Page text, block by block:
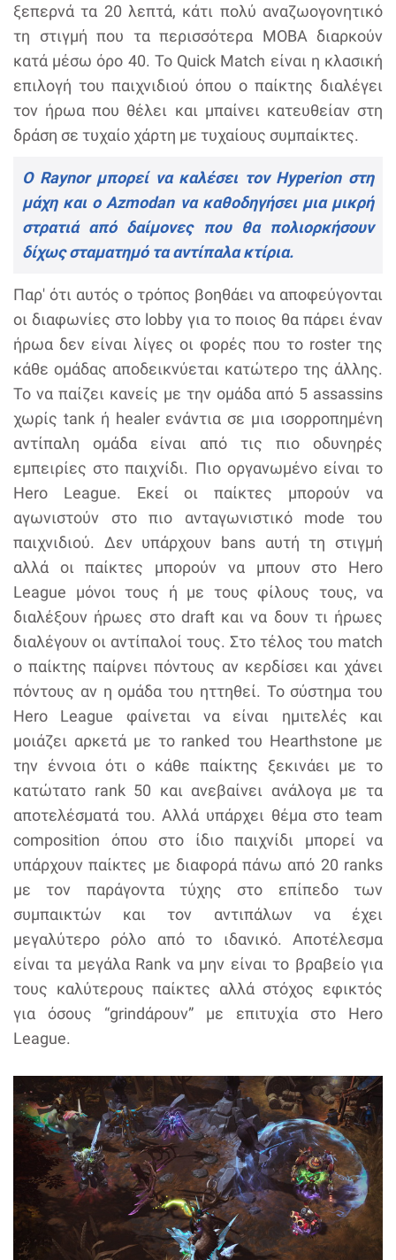
ξεπερνά τα 20 λεπτά, κάτι πολύ αναζωογονητικό
τη στιγμή που τα περισσότερα MOBA διαρκούν
κατά μέσω όρο 40. Το Quick Match είναι η κλασική
επιλογή του παιχνιδιού όπου ο παίκτης διαλέγει
τον ήρωα που θέλει και μπαίνει κατευθείαν στη
δράση σε τυχαίο χάρτη με τυχαίους συμπαίκτες.
Ο Raynor μπορεί να καλέσει τον Hyperion στη
μάχη και ο Azmodan να καθοδηγήσει μια μικρή
στρατιά από δαίμονες που θα πολιορκήσουν
δίχως σταματημό τα αντίπαλα κτίρια.
Παρ' ότι αυτός ο τρόπος βοηθάει να αποφεύγονται
οι διαφωνίες στο lobby για το ποιος θα πάρει έναν
ήρωα δεν είναι λίγες οι φορές που το roster της
κάθε ομάδας αποδεικνύεται κατώτερο της άλλης.
Το να παίζει κανείς με την ομάδα από 5 assassins
χωρίς tank ή healer ενάντια σε μια ισορροπημένη
αντίπαλη ομάδα είναι από τις πιο οδυνηρές
εμπειρίες στο παιχνίδι. Πιο οργανωμένο είναι το
Hero League. Εκεί οι παίκτες μπορούν να
αγωνιστούν στο πιο ανταγωνιστικό mode του
παιχνιδιού. Δεν υπάρχουν bans αυτή τη στιγμή
αλλά οι παίκτες μπορούν να μπουν στο Hero
League μόνοι τους ή με τους φίλους τους, να
διαλέξουν ήρωες στο draft και να δουν τι ήρωες
διαλέγουν οι αντίπαλοί τους. Στο τέλος του match
ο παίκτης παίρνει πόντους αν κερδίσει και χάνει
πόντους αν η ομάδα του ηττηθεί. Το σύστημα του
Hero League φαίνεται να είναι ημιτελές και
μοιάζει αρκετά με το ranked του Hearthstone με
την έννοια ότι ο κάθε παίκτης ξεκινάει με το
κατώτατο rank 50 και ανεβαίνει ανάλογα με τα
αποτελέσματά του. Αλλά υπάρχει θέμα στο team
composition όπου στο ίδιο παιχνίδι μπορεί να
υπάρχουν παίκτες με διαφορά πάνω από 20 ranks
με τον παράγοντα τύχης στο επίπεδο των
συμπαικτών και τον αντιπάλων να έχει
μεγαλύτερο ρόλο από το ιδανικό. Αποτέλεσμα
είναι τα μεγάλα Rank να μην είναι το βραβείο για
τους καλύτερους παίκτες αλλά στόχος εφικτός
για όσους “grindάρουν” με επιτυχία στο Hero
League.